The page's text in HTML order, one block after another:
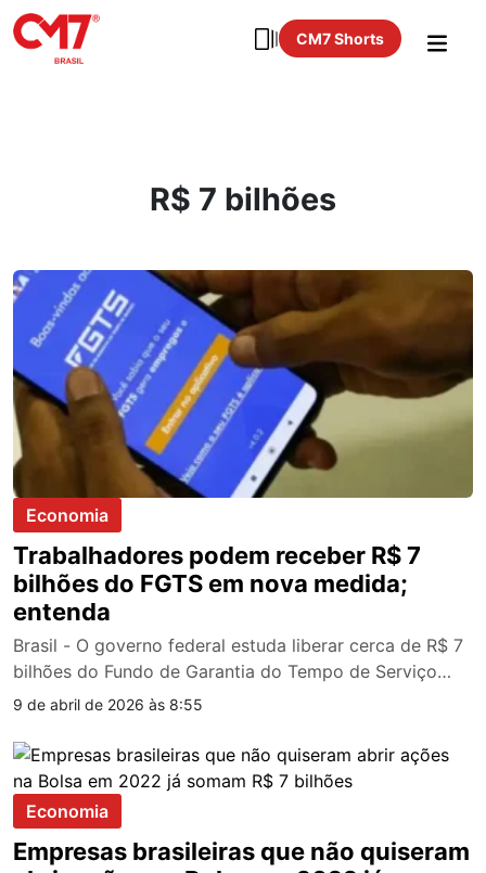
CM7 Shorts
R$ 7 bilhões
Economia
Trabalhadores podem receber R$ 7
bilhões do FGTS em nova medida;
entenda
Brasil - O governo federal estuda liberar cerca de R$ 7
bilhões do Fundo de Garantia do Tempo de Serviço…
9 de abril de 2026 às 8:55
Economia
Empresas brasileiras que não quiseram